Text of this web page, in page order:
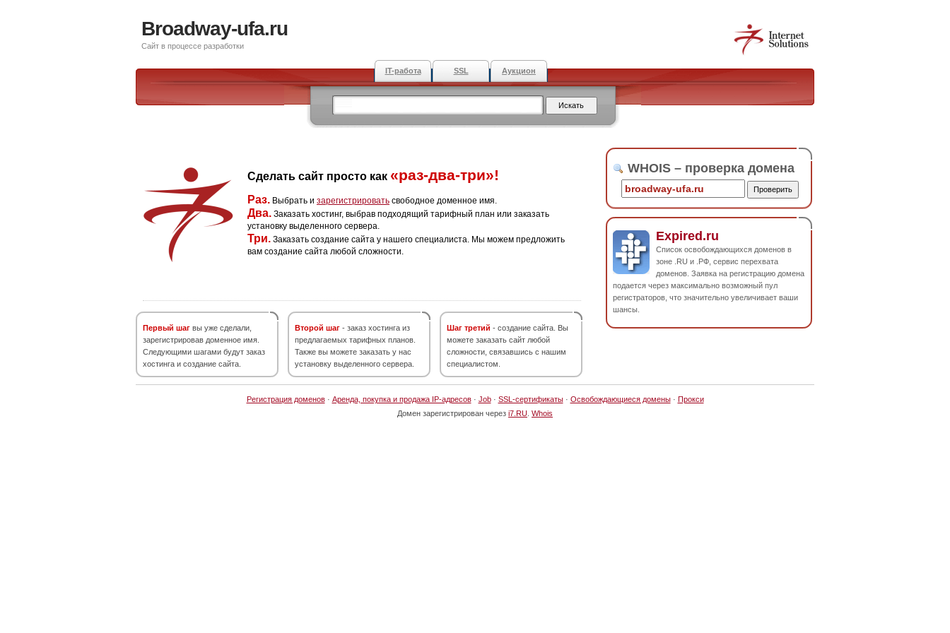
Broadway-ufa.ru
Сайт в процессе разработки
IT-работа SSL Аукцион
Сделать сайт просто как «раз-два-три»!
Раз. Выбрать и зарегистрировать свободное доменное имя.
Два. Заказать хостинг, выбрав подходящий тарифный план или заказать
установку выделенного сервера.
Три. Заказать создание сайта у нашего специалиста. Мы можем предложить
вам создание сайта любой сложности.
Первый шаг вы уже сделали,
зарегистрировав доменное имя.
Следующими шагами будут заказ
хостинга и создание сайта.
Второй шаг - заказ хостинга из
предлагаемых тарифных планов.
Также вы можете заказать у нас
установку выделенного сервера.
Шаг третий - создание сайта. Вы
можете заказать сайт любой
сложности, связавшись с нашим
специалистом.
WHOIS – проверка домена
Expired.ru
Список освобождающихся доменов в
зоне .RU и .РФ, сервис перехвата
доменов. Заявка на регистрацию домена
подается через максимально возможный пул
регистраторов, что значительно увеличивает ваши
шансы.
Регистрация доменов· Аренда, покупка и продажа IP-адресов· Job· SSL-сертификаты· Освобождающиеся домены· Прокси
Домен зарегистрирован через i7.RU Whois